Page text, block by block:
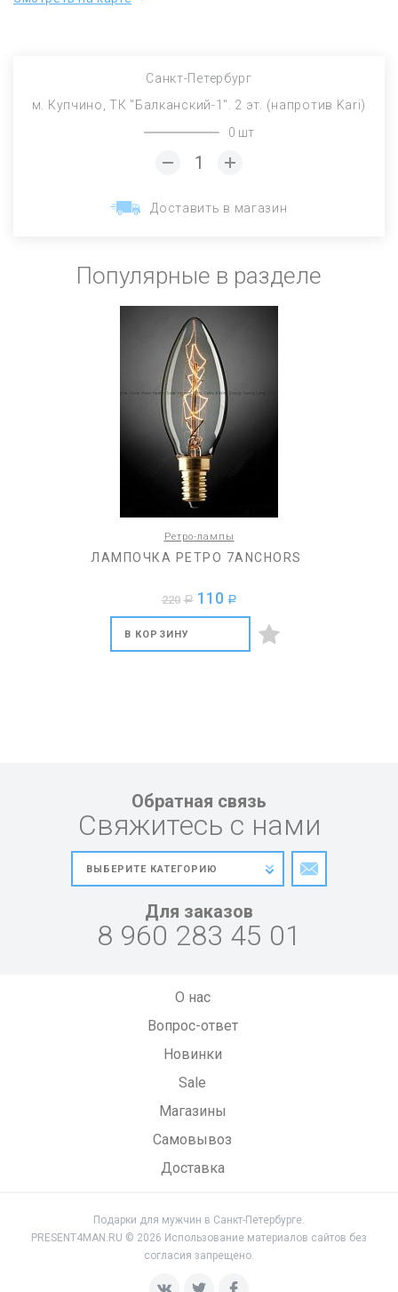
Санкт-Петербург
м. Купчино, ТК "Балканский-1". 2 эт. (напротив Kari)
0 шт
Доставить в магазин
Популярные в разделе
Ретро-лампы
ЛАМПОЧКА РЕТРО 7ANCHORS
220 a 110 a
В КОРЗИНУ
Обратная связь
Свяжитесь с нами
Для заказов
8 960 283 45 01
О нас
Вопрос-ответ
Новинки
Sale
Магазины
Самовывоз
Доставка
Подарки для мужчин в Санкт-Петербурге.
PRESENT4MAN.RU © 2026 Использование материалов сайтов без
согласия запрещено.